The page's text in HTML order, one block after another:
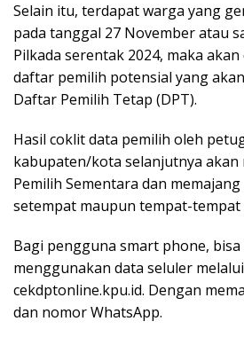
Selain itu, terdapat warga yang
pada tanggal 27 November atau
Pilkada serentak 2024, maka
daftar pemilih potensial yang
Daftar Pemilih Tetap (DPT).
Hasil coklit data pemilih oleh
kabupaten/kota selanjutnya
Pemilih Sementara dan
setempat maupun tempat-tempat
Bagi pengguna smart phone, bisa
menggunakan data seluler
cekdptonline.kpu.id. Dengan
dan nomor WhatsApp.